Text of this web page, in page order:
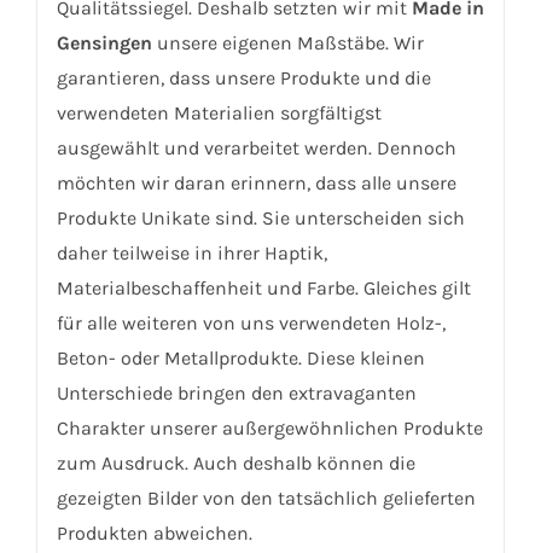
Qualitätssiegel. Deshalb setzten wir mit Made in
Gensingen unsere eigenen Maßstäbe. Wir
garantieren, dass unsere Produkte und die
verwendeten Materialien sorgfältigst
ausgewählt und verarbeitet werden. Dennoch
möchten wir daran erinnern, dass alle unsere
Produkte Unikate sind. Sie unterscheiden sich
daher teilweise in ihrer Haptik,
Materialbeschaffenheit und Farbe. Gleiches gilt
für alle weiteren von uns verwendeten Holz-,
Beton- oder Metallprodukte. Diese kleinen
Unterschiede bringen den extravaganten
Charakter unserer außergewöhnlichen Produkte
zum Ausdruck. Auch deshalb können die
gezeigten Bilder von den tatsächlich gelieferten
Produkten abweichen.